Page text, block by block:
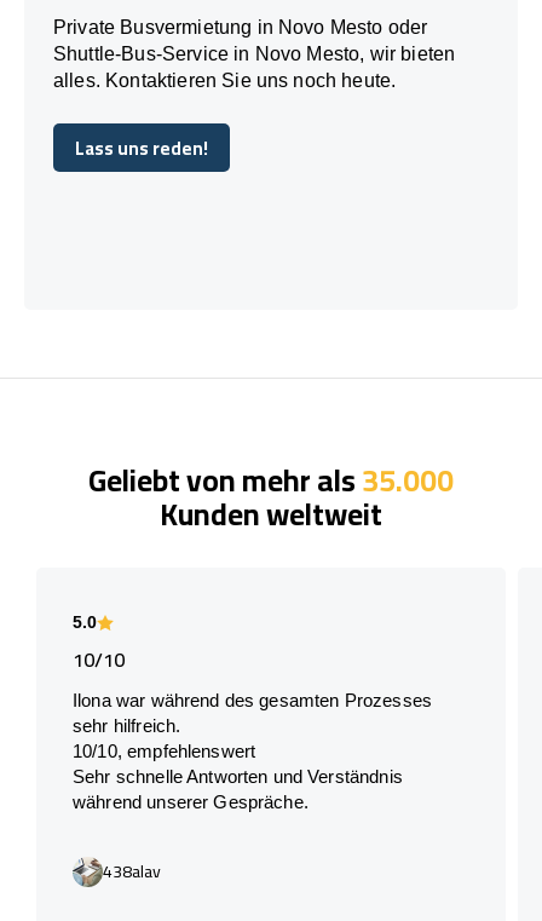
Private Busvermietung in Novo Mesto oder
Shuttle-Bus-Service in Novo Mesto, wir bieten
alles. Kontaktieren Sie uns noch heute.
Lass uns reden!
Lass uns reden!
Geliebt von mehr als35.000
Kunden weltweit
5.0
10/10
Ilona war während des gesamten Prozesses
sehr hilfreich.
10/10, empfehlenswert
Sehr schnelle Antworten und Verständnis
während unserer Gespräche.
438alav